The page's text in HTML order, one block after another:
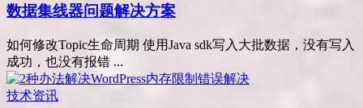
数据集线器问题解决方案
如何修改Topic生命周期 使用Java sdk写入大批数据，没有写入
成功，也没有报错 ...
技术资讯